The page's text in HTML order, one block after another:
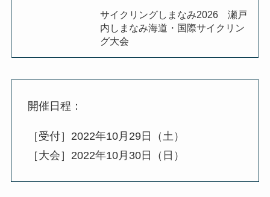
サイクリングしまなみ2026 瀬戸
内しまなみ海道・国際サイクリン
グ大会
開催日程：
［受付］2022年10月29日（土）
［大会］2022年10月30日（日）